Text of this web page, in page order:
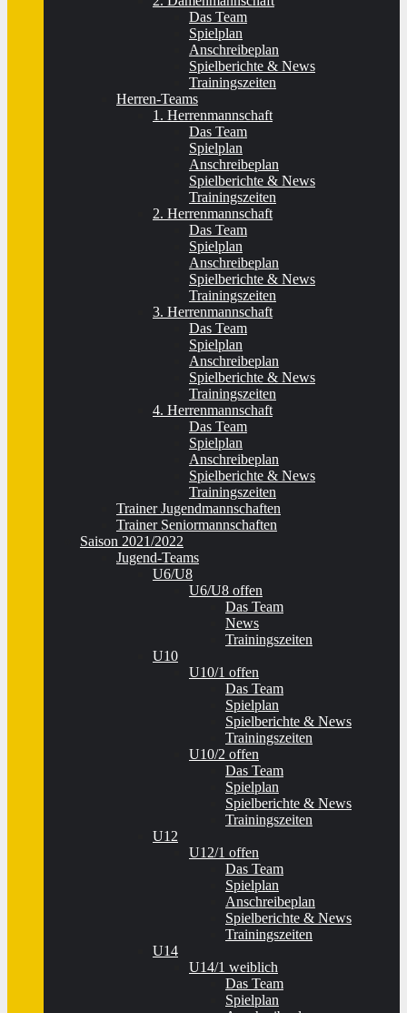
Das Team
Spielplan
Anschreibeplan
Spielberichte & News
Trainingszeiten
Herren-Teams
1. Herrenmannschaft
Das Team
Spielplan
Anschreibeplan
Spielberichte & News
Trainingszeiten
2. Herrenmannschaft
Das Team
Spielplan
Anschreibeplan
Spielberichte & News
Trainingszeiten
3. Herrenmannschaft
Das Team
Spielplan
Anschreibeplan
Spielberichte & News
Trainingszeiten
4. Herrenmannschaft
Das Team
Spielplan
Anschreibeplan
Spielberichte & News
Trainingszeiten
Trainer Jugendmannschaften
Trainer Seniormannschaften
Saison 2021/2022
Jugend-Teams
U6/U8
U6/U8 offen
Das Team
News
Trainingszeiten
U10
U10/1 offen
Das Team
Spielplan
Spielberichte & News
Trainingszeiten
U10/2 offen
Das Team
Spielplan
Spielberichte & News
Trainingszeiten
U12
U12/1 offen
Das Team
Spielplan
Anschreibeplan
Spielberichte & News
Trainingszeiten
U14
U14/1 weiblich
Das Team
Spielplan